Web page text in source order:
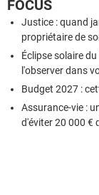
FOCUS
Justice : quand
propriétaire de
Éclipse solaire
l'observer dans
Budget 2027 :
Assurance-vie :
d'éviter 20 000 €